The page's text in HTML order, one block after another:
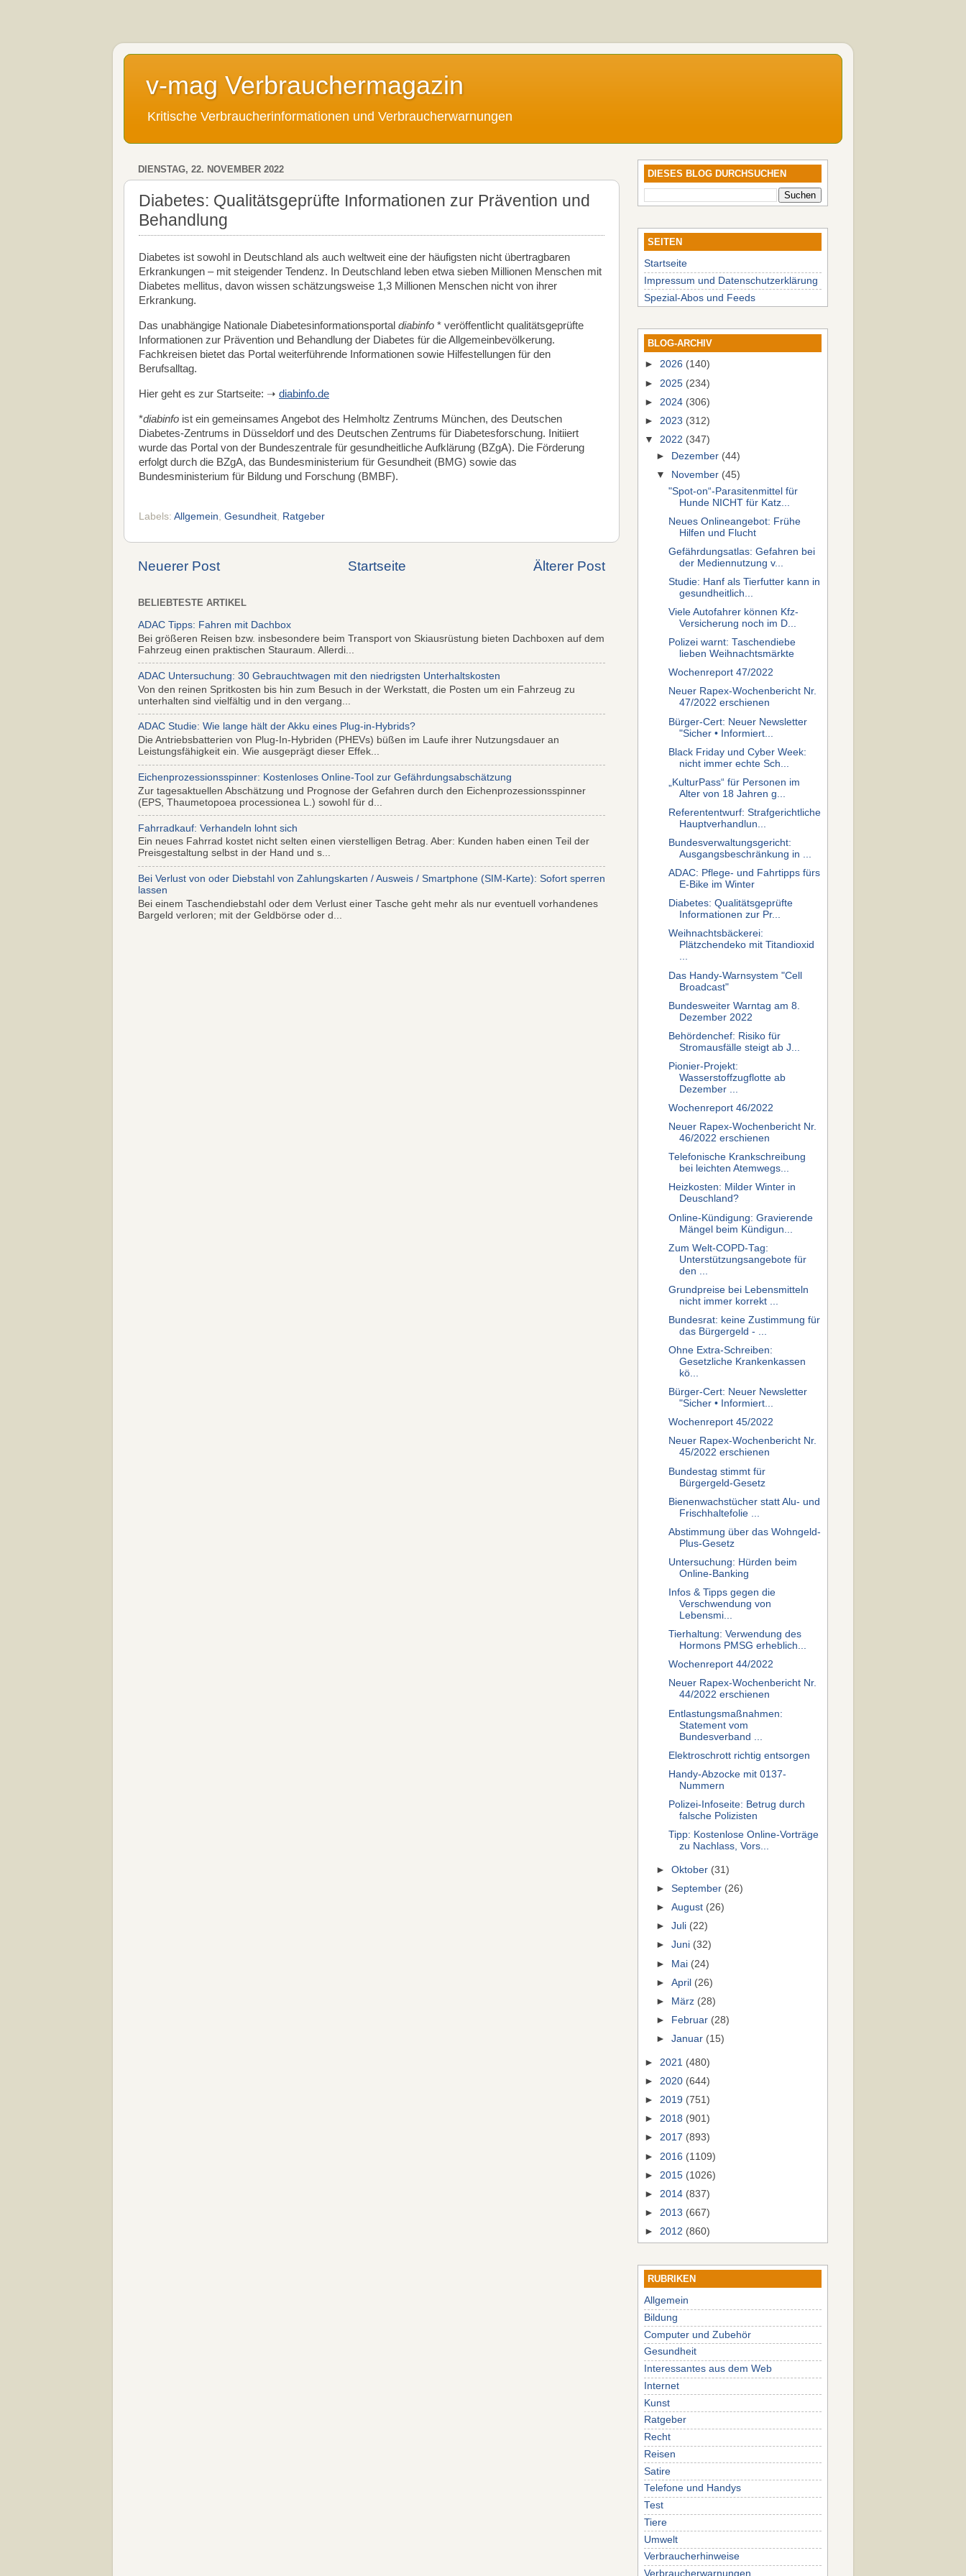
v-mag Verbrauchermagazin
Kritische Verbraucherinformationen und Verbraucherwarnungen
DIENSTAG, 22. NOVEMBER 2022
Diabetes: Qualitätsgeprüfte Informationen zur Prävention und
Behandlung
Diabetes ist sowohl in Deutschland als auch weltweit eine der häufigsten nicht übertragbaren
Erkrankungen – mit steigender Tendenz. In Deutschland leben etwa sieben Millionen Menschen mit
Diabetes mellitus, davon wissen schätzungsweise 1,3 Millionen Menschen nicht von ihrer
Erkrankung.
Das unabhängige Nationale Diabetesinformationsportal diabinfo * veröffentlicht qualitätsgeprüfte
Informationen zur Prävention und Behandlung der Diabetes für die Allgemeinbevölkerung.
Fachkreisen bietet das Portal weiterführende Informationen sowie Hilfestellungen für den
Berufsalltag.
Hier geht es zur Startseite: ➝ diabinfo.de
*diabinfo ist ein gemeinsames Angebot des Helmholtz Zentrums München, des Deutschen
Diabetes-Zentrums in Düsseldorf und des Deutschen Zentrums für Diabetesforschung. Initiiert
wurde das Portal von der Bundeszentrale für gesundheitliche Aufklärung (BZgA). Die Förderung
erfolgt durch die BZgA, das Bundesministerium für Gesundheit (BMG) sowie das
Bundesministerium für Bildung und Forschung (BMBF).
Labels: Allgemein, Gesundheit, Ratgeber
Neuerer Post Älterer Post
Startseite
BELIEBTESTE ARTIKEL
ADAC Tipps: Fahren mit Dachbox
Bei größeren Reisen bzw. insbesondere beim Transport von Skiausrüstung bieten Dachboxen auf dem
Fahrzeug einen praktischen Stauraum. Allerdi...
ADAC Untersuchung: 30 Gebrauchtwagen mit den niedrigsten Unterhaltskosten
Von den reinen Spritkosten bis hin zum Besuch in der Werkstatt, die Posten um ein Fahrzeug zu
unterhalten sind vielfältig und in den vergang...
ADAC Studie: Wie lange hält der Akku eines Plug-in-Hybrids?
Die Antriebsbatterien von Plug-In-Hybriden (PHEVs) büßen im Laufe ihrer Nutzungsdauer an
Leistungsfähigkeit ein. Wie ausgeprägt dieser Effek...
Eichenprozessionsspinner: Kostenloses Online-Tool zur Gefährdungsabschätzung
Zur tagesaktuellen Abschätzung und Prognose der Gefahren durch den Eichenprozessionsspinner
(EPS, Thaumetopoea processionea L.) sowohl für d...
Fahrradkauf: Verhandeln lohnt sich
Ein neues Fahrrad kostet nicht selten einen vierstelligen Betrag. Aber: Kunden haben einen Teil der
Preisgestaltung selbst in der Hand und s...
Bei Verlust von oder Diebstahl von Zahlungskarten / Ausweis / Smartphone (SIM-Karte): Sofort sperren
lassen
Bei einem Taschendiebstahl oder dem Verlust einer Tasche geht mehr als nur eventuell vorhandenes
Bargeld verloren; mit der Geldbörse oder d...
DIESES BLOG DURCHSUCHEN
SEITEN
Startseite
Impressum und Datenschutzerklärung
Spezial-Abos und Feeds
BLOG-ARCHIV
► 2026 (140)
► 2025 (234)
► 2024 (306)
► 2023 (312)
▼ 2022 (347)
► Dezember (44)
▼
November (45)
"Spot-on“-Parasitenmittel für
Hunde NICHT für Katz...
Neues Onlineangebot: Frühe
Hilfen und Flucht
Gefährdungsatlas: Gefahren bei
der Mediennutzung v...
Studie: Hanf als Tierfutter kann in
gesundheitlich...
Viele Autofahrer können Kfz-
Versicherung noch im D...
Polizei warnt: Taschendiebe
lieben Weihnachtsmärkte
Wochenreport 47/2022
Neuer Rapex-Wochenbericht Nr.
47/2022 erschienen
Bürger-Cert: Neuer Newsletter
"Sicher • Informiert...
Black Friday und Cyber Week:
nicht immer echte Sch...
„KulturPass“ für Personen im
Alter von 18 Jahren g...
Referententwurf: Strafgerichtliche
Hauptverhandlun...
Bundesverwaltungsgericht:
Ausgangsbeschränkung in ...
ADAC: Pflege- und Fahrtipps fürs
E-Bike im Winter
Diabetes: Qualitätsgeprüfte
Informationen zur Pr...
Weihnachtsbäckerei:
Plätzchendeko mit Titandioxid
...
Das Handy-Warnsystem "Cell
Broadcast"
Bundesweiter Warntag am 8.
Dezember 2022
Behördenchef: Risiko für
Stromausfälle steigt ab J...
Pionier-Projekt:
Wasserstoffzugflotte ab
Dezember ...
Wochenreport 46/2022
Neuer Rapex-Wochenbericht Nr.
46/2022 erschienen
Telefonische Krankschreibung
bei leichten Atemwegs...
Heizkosten: Milder Winter in
Deuschland?
Online-Kündigung: Gravierende
Mängel beim Kündigun...
Zum Welt-COPD-Tag:
Unterstützungsangebote für
den ...
Grundpreise bei Lebensmitteln
nicht immer korrekt ...
Bundesrat: keine Zustimmung für
das Bürgergeld - ...
Ohne Extra-Schreiben:
Gesetzliche Krankenkassen
kö...
Bürger-Cert: Neuer Newsletter
"Sicher • Informiert...
Wochenreport 45/2022
Neuer Rapex-Wochenbericht Nr.
45/2022 erschienen
Bundestag stimmt für
Bürgergeld-Gesetz
Bienenwachstücher statt Alu- und
Frischhaltefolie ...
Abstimmung über das Wohngeld-
Plus-Gesetz
Untersuchung: Hürden beim
Online-Banking
Infos & Tipps gegen die
Verschwendung von
Lebensmi...
Tierhaltung: Verwendung des
Hormons PMSG erheblich...
Wochenreport 44/2022
Neuer Rapex-Wochenbericht Nr.
44/2022 erschienen
Entlastungsmaßnahmen:
Statement vom
Bundesverband ...
Elektroschrott richtig entsorgen
Handy-Abzocke mit 0137-
Nummern
Polizei-Infoseite: Betrug durch
falsche Polizisten
Tipp: Kostenlose Online-Vorträge
zu Nachlass, Vors...
►Oktober (31)
►September (26)
►August (26)
►Juli (22)
►Juni (32)
► Mai (24)
►April (26)
►
März (28)
►
Februar (28)
►Januar (15)
► 2021 (480)
► 2020 (644)
► 2019 (751)
► 2018 (901)
► 2017 (893)
► 2016 (1109)
► 2015 (1026)
► 2014 (837)
► 2013 (667)
► 2012 (860)
RUBRIKEN
Allgemein
Bildung
Computer und Zubehör
Gesundheit
Interessantes aus dem Web
Internet
Kunst
Ratgeber
Recht
Reisen
Satire
Telefone und Handys
Test
Tiere
Umwelt
Verbraucherhinweise
Verbraucherwarnungen